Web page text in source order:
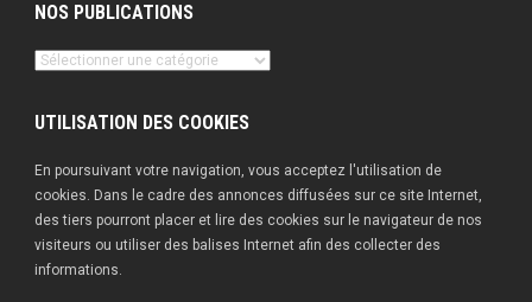
NOS PUBLICATIONS
Nos
UTILISATION DES COOKIES
En poursuivant votre navigation, vous acceptez l'utilisation de
cookies. Dans le cadre des annonces diffusées sur ce site Internet,
des tiers pourront placer et lire des cookies sur le navigateur de nos
visiteurs ou utiliser des balises Internet afin des collecter des
informations.